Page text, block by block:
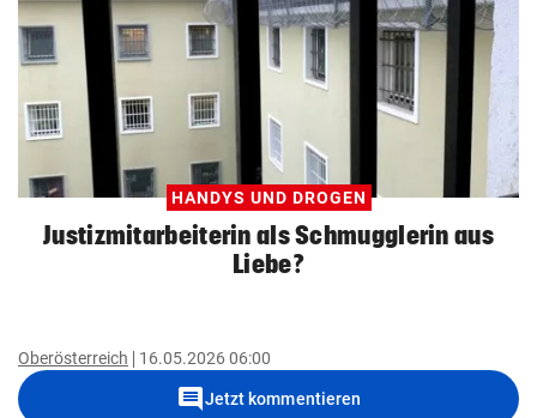
HANDYS UND DROGEN
Justizmitarbeiterin als Schmugglerin aus
Liebe?
Oberösterreich 16.05.2026 06:00
commentJetzt kommentieren